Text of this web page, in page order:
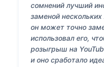
сомнений лучший
заменой
он может точно
использовал его,
розыгрыш на
и оно сработало